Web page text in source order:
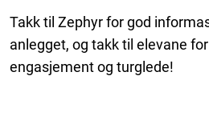
Takk til Zephyr for god
anlegget, og takk til elevane
engasjement og turglede!